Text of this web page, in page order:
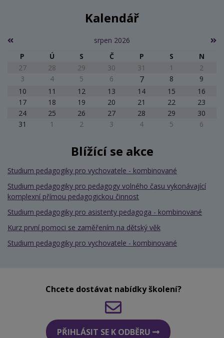
Kalendář
srpen 2026
P
Ú S Č P S
N
27
28 29 30 31 1
2
3
4 5 6 7 8
9
10
11 12 13 14 15
16
17
18 19 20 21 22
23
24
25 26 27 28 29
30
31
1 2 3 4 5 6
Blížící se akce
Studium pedagogiky pro vychovatele - kombinované
Studium pedagogiky pro pedagogy volného času vykonávající
komplexní přímou pedagogickou činnost
Studium pedagogiky pro asistenty pedagoga - kombinované
Kurz první pomoci se zaměřením na dětský věk
Studium pedagogiky pro vychovatele - kombinované
Chcete dostávat nabídky školení?
PŘIHLÁSIT SE K ODBĚRU